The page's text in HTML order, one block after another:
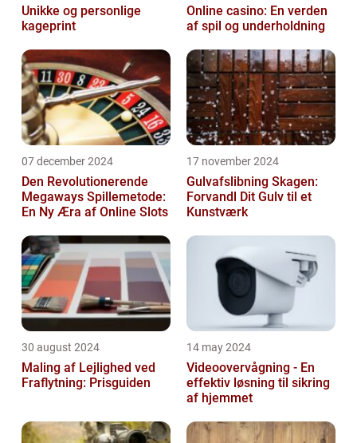
Unikke og personlige
kageprint
Online casino: En verden
af spil og underholdning
07 december 2024
Den Revolutionerende
Megaways Spillemetode:
En Ny Æra af Online Slots
17 november 2024
Gulvafslibning Skagen:
Forvandl Dit Gulv til et
Kunstværk
30 august 2024
Maling af Lejlighed ved
Fraflytning: Prisguiden
14 may 2024
Videoovervågning - En
effektiv løsning til sikring
af hjemmet